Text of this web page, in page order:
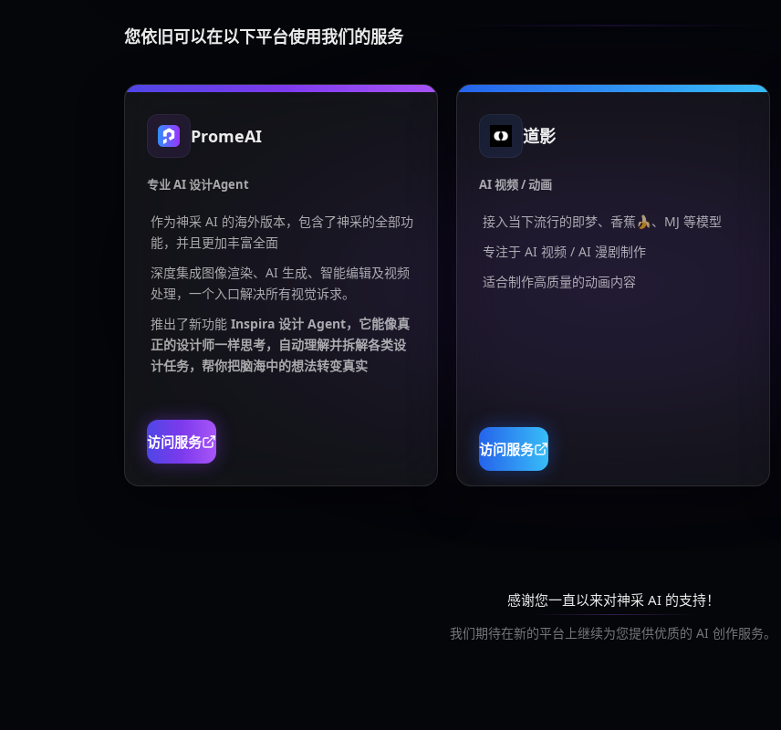
您依旧可以在以下平台使用我们的服务
PromeAI
专业 AI 设计Agent
作为神采 AI 的海外版本，包含了神采的全部功
能，并且更加丰富全面
深度集成图像渲染、AI 生成、智能编辑及视频
处理，一个入口解决所有视觉诉求。
推出了新功能 Inspira 设计 Agent，它能像真
正的设计师一样思考，自动理解并拆解各类设
计任务，帮你把脑海中的想法转变真实
访问服务
道影
AI 视频 / 动画
接入当下流行的即梦、香蕉🍌、MJ 等模型
专注于 AI 视频 / AI 漫剧制作
适合制作高质量的动画内容
访问服务
感谢您一直以来对神采 AI 的支持！
我们期待在新的平台上继续为您提供优质的 AI 创作服务。